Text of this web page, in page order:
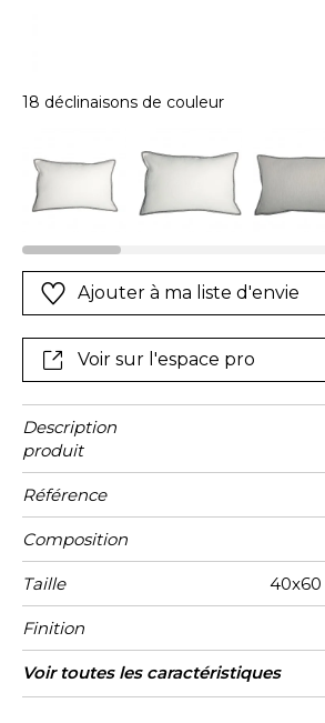
18 déclinaisons de couleur
Ajouter à ma liste d'envie
Voir sur l'espace pro
Description
produit
Référence
Composition
Taille 40x60
Finition
Fermeture
Entretien
Pays
d'origine
Voir toutes les caractéristiques